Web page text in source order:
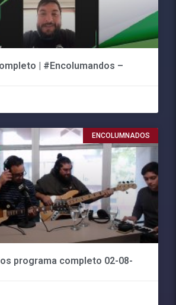
| #Encolumandos –
ENCOLUMNADOS
programa completo 02-08-